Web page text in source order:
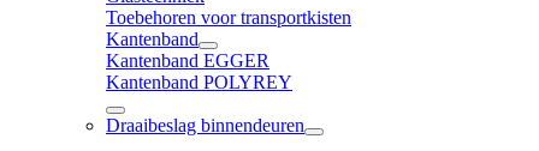
Toebehoren voor transportkisten
Kantenband
Kantenband EGGER
Kantenband POLYREY
Draaibeslag binnendeuren